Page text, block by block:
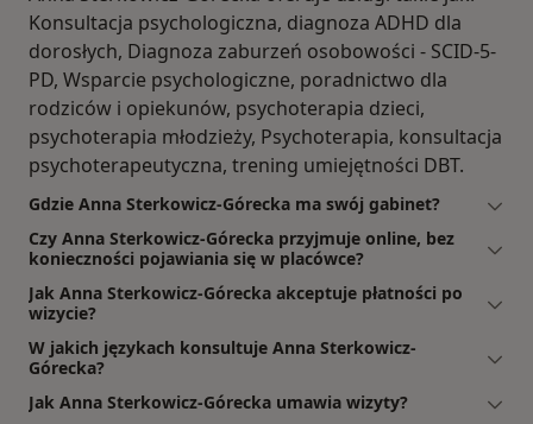
Konsultacja psychologiczna, diagnoza ADHD dla
dorosłych, Diagnoza zaburzeń osobowości - SCID-5-
PD, Wsparcie psychologiczne, poradnictwo dla
rodziców i opiekunów, psychoterapia dzieci,
psychoterapia młodzieży, Psychoterapia, konsultacja
psychoterapeutyczna, trening umiejętności DBT.
Gdzie Anna Sterkowicz-Górecka ma swój gabinet?
Czy Anna Sterkowicz-Górecka przyjmuje online, bez
konieczności pojawiania się w placówce?
Jak Anna Sterkowicz-Górecka akceptuje płatności po
wizycie?
W jakich językach konsultuje Anna Sterkowicz-
Górecka?
Jak Anna Sterkowicz-Górecka umawia wizyty?